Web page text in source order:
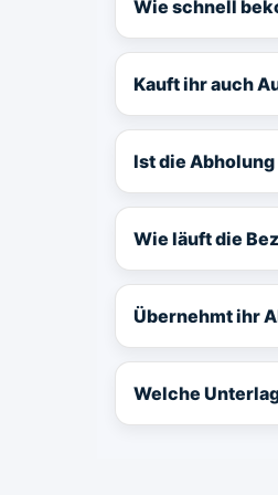
Wie schnell
Kauft ihr auch
Ist die
Wie läuft die
Übernehmt ihr
Welche